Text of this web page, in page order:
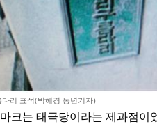
리 표석(박혜경 동년기자)
는 태극당이라는 제과점